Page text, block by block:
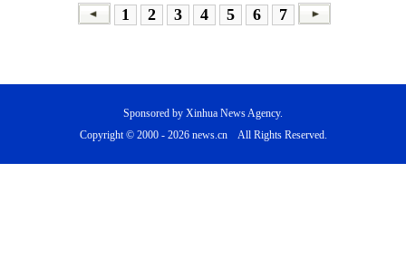
1 2 3 4 5 6 7
Sponsored by Xinhua News Agency.
Copyright © 2000 - 2026 news.cn All Rights Reserved.